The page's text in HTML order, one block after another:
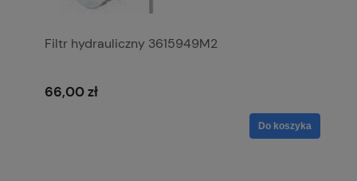
Filtr hydrauliczny 3615949M2
66,00 zł
Do koszyka